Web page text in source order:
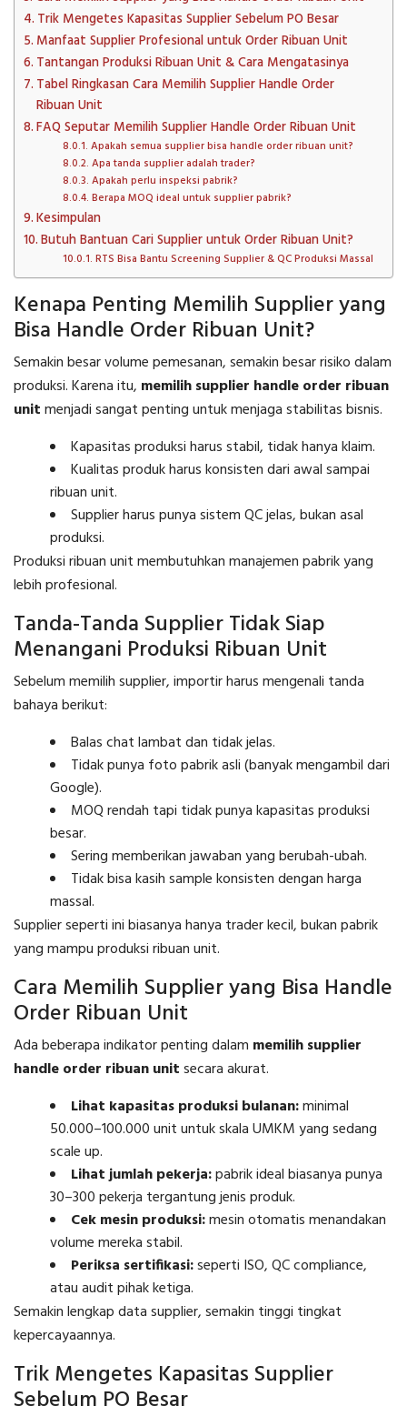
Trik Mengetes Kapasitas Supplier Sebelum PO Besar
Manfaat Supplier Profesional untuk Order Ribuan Unit
Tantangan Produksi Ribuan Unit & Cara Mengatasinya
Tabel Ringkasan Cara Memilih Supplier Handle Order
Ribuan Unit
FAQ Seputar Memilih Supplier Handle Order Ribuan Unit
Apakah semua supplier bisa handle order ribuan unit?
Apa tanda supplier adalah trader?
Apakah perlu inspeksi pabrik?
Berapa MOQ ideal untuk supplier pabrik?
Kesimpulan
Butuh Bantuan Cari Supplier untuk Order Ribuan Unit?
RTS Bisa Bantu Screening Supplier & QC Produksi Massal
Kenapa Penting Memilih Supplier yang
Bisa Handle Order Ribuan Unit?
Semakin besar volume pemesanan, semakin besar risiko dalam
produksi. Karena itu, memilih supplier handle order ribuan
unitmenjadi sangat penting untuk menjaga stabilitas bisnis.
Kapasitas produksi harus stabil, tidak hanya klaim.
Kualitas produk harus konsisten dari awal sampai
ribuan unit.
Supplier harus punya sistem QC jelas, bukan asal
produksi.
Produksi ribuan unit membutuhkan manajemen pabrik yang
lebih profesional.
Tanda-Tanda Supplier Tidak Siap
Menangani Produksi Ribuan Unit
Sebelum memilih supplier, importir harus mengenali tanda
bahaya berikut:
Balas chat lambat dan tidak jelas.
Tidak punya foto pabrik asli (banyak mengambil dari
Google).
MOQ rendah tapi tidak punya kapasitas produksi
besar.
Sering memberikan jawaban yang berubah-ubah.
Tidak bisa kasih sample konsisten dengan harga
massal.
Supplier seperti ini biasanya hanya trader kecil, bukan pabrik
yang mampu produksi ribuan unit.
Cara Memilih Supplier yang Bisa Handle
Order Ribuan Unit
Ada beberapa indikator penting dalam memilih supplier
handle order ribuan unitsecara akurat.
Lihat kapasitas produksi bulanan:minimal
50.000–100.000 unit untuk skala UMKM yang sedang
scale up.
Lihat jumlah pekerja:pabrik ideal biasanya punya
30–300 pekerja tergantung jenis produk.
Cek mesin produksi:mesin otomatis menandakan
volume mereka stabil.
Periksa sertifikasi:seperti ISO, QC compliance,
atau audit pihak ketiga.
Semakin lengkap data supplier, semakin tinggi tingkat
kepercayaannya.
Trik Mengetes Kapasitas Supplier